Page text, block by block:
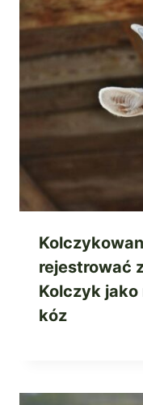
rejestrować
Kolczyk
kóz